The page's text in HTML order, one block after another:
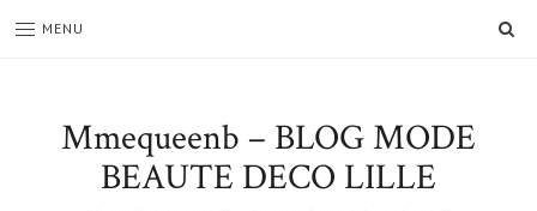
MENU
Mmequeenb – BLOG MODE
BEAUTE DECO LILLE